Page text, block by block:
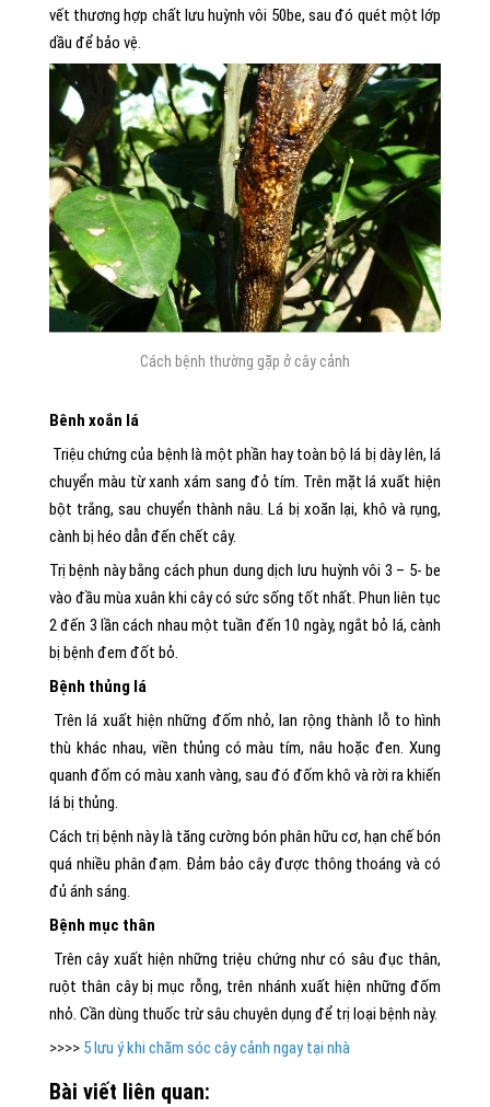
vết thương hợp chất lưu huỳnh vôi 50be, sau đó quét một lớp
dầu để bảo vệ.
Cách bệnh thường gặp ở cây cảnh
Bênh xoắn lá
Triệu chứng của bệnh là một phần hay toàn bộ lá bị dày lên, lá
chuyển màu từ xanh xám sang đỏ tím. Trên mặt lá xuất hiện
bột trắng, sau chuyển thành nâu. Lá bị xoăn lại, khô và rụng,
cành bị héo dẫn đến chết cây.
Trị bệnh này bằng cách phun dung dịch lưu huỳnh vôi 3 – 5- be
vào đầu mùa xuân khi cây có sức sống tốt nhất. Phun liên tục
2 đến 3 lần cách nhau một tuần đến 10 ngày, ngắt bỏ lá, cành
bị bệnh đem đốt bỏ.
Bệnh thủng lá
Trên lá xuất hiện những đốm nhỏ, lan rộng thành lỗ to hình
thù khác nhau, viền thủng có màu tím, nâu hoặc đen. Xung
quanh đốm có màu xanh vàng, sau đó đốm khô và rời ra khiến
lá bị thủng.
Cách trị bệnh này là tăng cường bón phân hữu cơ, hạn chế bón
quá nhiều phân đạm. Đảm bảo cây được thông thoáng và có
đủ ánh sáng.
Bệnh mục thân
Trên cây xuất hiện những triệu chứng như có sâu đục thân,
ruột thân cây bị mục rỗng, trên nhánh xuất hiện những đốm
nhỏ. Cần dùng thuốc trừ sâu chuyên dụng để trị loại bệnh này.
>>>> 5 lưu ý khi chăm sóc cây cảnh ngay tại nhà
Bài viết liên quan: